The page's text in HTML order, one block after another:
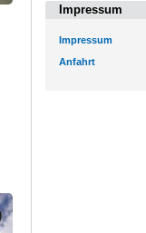
Impressum
Impressum
Anfahrt